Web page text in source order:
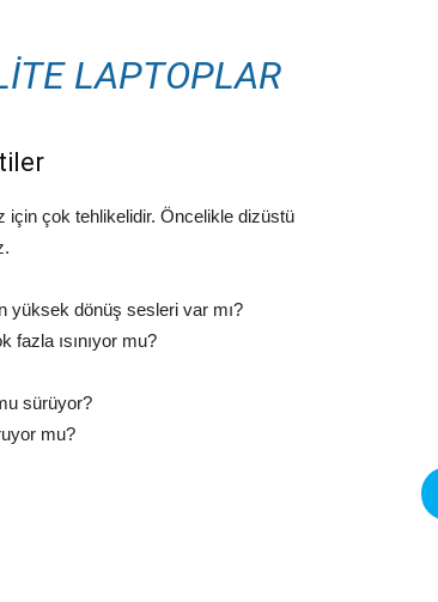
LAPTOPLAR
için çok tehlikelidir. Öncelikle dizüstü
yüksek dönüş sesleri var mı?
fazla ısınıyor mu?
sürüyor?
mu?